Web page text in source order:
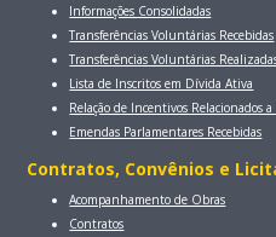
Informações Consolidadas
Transferências Voluntárias Recebidas
Transferências Voluntárias
Lista de Inscritos em Dívida Ativa
Relação de Incentivos Relacionados
Emendas Parlamentares Recebidas
Contratos, Convênios e
Acompanhamento de Obras
Contratos